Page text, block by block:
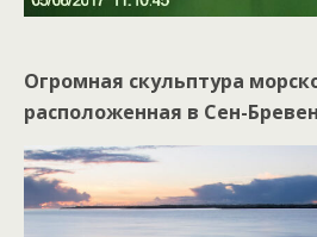
Огромная скульптура
расположенная в Сен-